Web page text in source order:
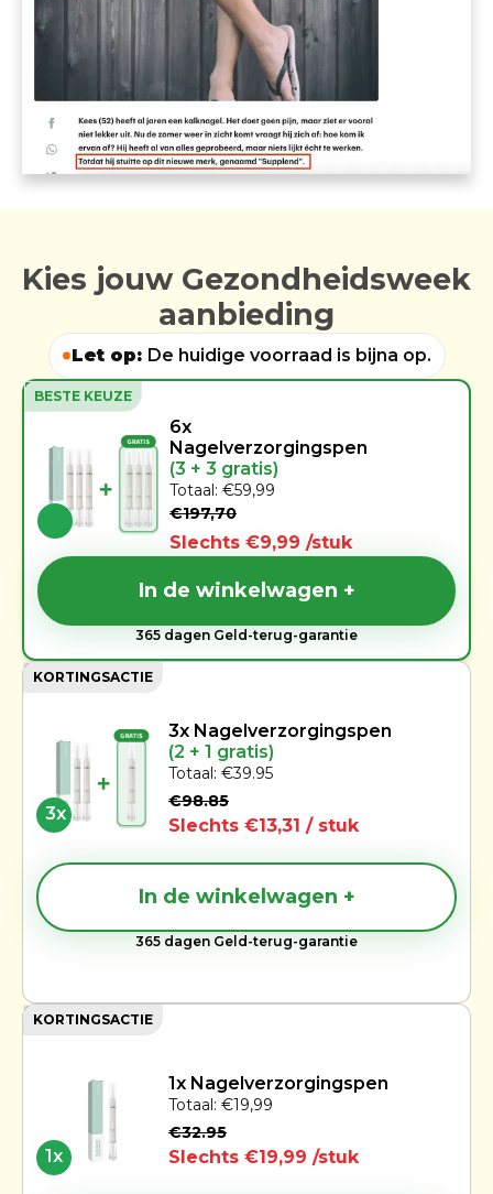
Kies jouw Gezondheidsweek
aanbieding
Let op: De huidige voorraad is bijna op.
BESTE KEUZE
6x
Nagelverzorgingspen
(3 + 3 gratis)
Totaal: €59,99
€197,70
Slechts €9,99 /stuk
In de winkelwagen +
365 dagen Geld-terug-garantie
KORTINGSACTIE
3x
3x Nagelverzorgingspen
(2 + 1 gratis)
Totaal: €39.95
€98.85
Slechts €13,31 / stuk
In de winkelwagen +
365 dagen Geld-terug-garantie
KORTINGSACTIE
1x
1x Nagelverzorgingspen
Totaal: €19,99
€32.95
Slechts €19,99 /stuk